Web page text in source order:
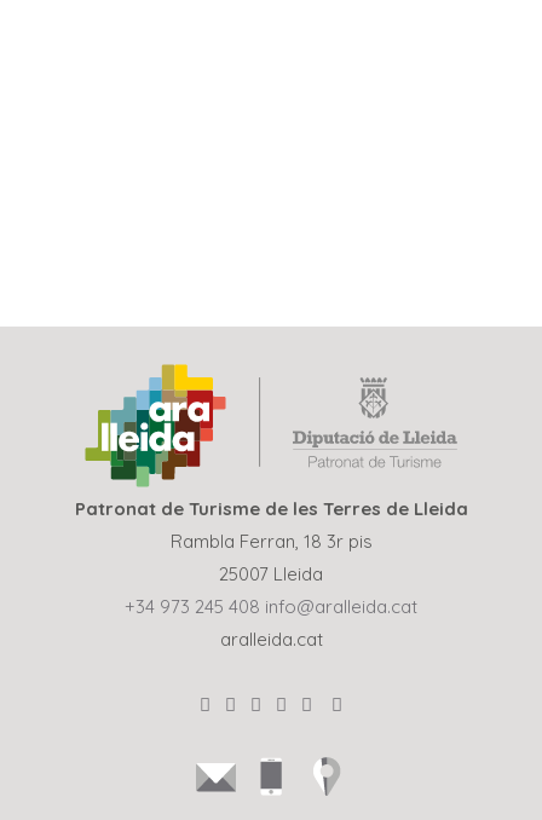
Patronat de Turisme de les Terres de Lleida
Rambla Ferran, 18 3r pis
25007 Lleida
+34 973 245 408 info@aralleida.cat
aralleida.cat